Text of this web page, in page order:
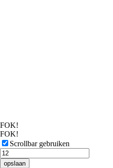
FOK!
FOK!
Scrollbar gebruiken
opslaan